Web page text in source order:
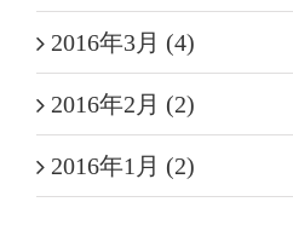
2016年3月 (4)
2016年2月 (2)
2016年1月 (2)